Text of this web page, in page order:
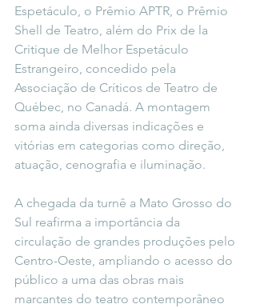
Espetáculo, o Prêmio APTR, o Prêmio
Shell de Teatro, além do Prix de la
Critique de Melhor Espetáculo
Estrangeiro, concedido pela
Associação de Críticos de Teatro de
Québec, no Canadá. A montagem
soma ainda diversas indicações e
vitórias em categorias como direção,
atuação, cenografia e iluminação.
A chegada da turnê a Mato Grosso do
Sul reafirma a importância da
circulação de grandes produções pelo
Centro-Oeste, ampliando o acesso do
público a uma das obras mais
marcantes do teatro contemporâneo